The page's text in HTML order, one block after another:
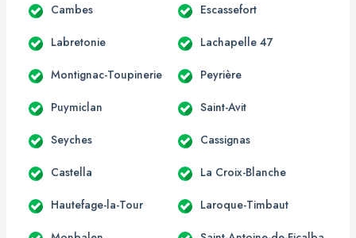
Cambes Escassefort
Labretonie Lachapelle 47
Montignac-Toupinerie Peyrière
Puymiclan Saint-Avit
Seyches Cassignas
Castella La Croix-Blanche
Hautefage-la-Tour Laroque-Timbaut